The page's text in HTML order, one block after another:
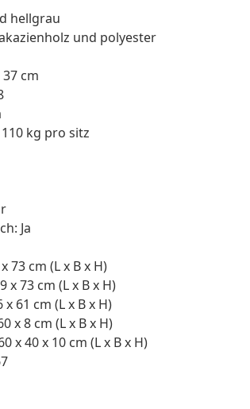
hellgrau
und polyester
cm
kg pro sitz
Ja
73 cm (L x B x H)
x 73 cm (L x B x H)
61 cm (L x B x H)
x 8 cm (L x B x H)
x 40 x 10 cm (L x B x H)